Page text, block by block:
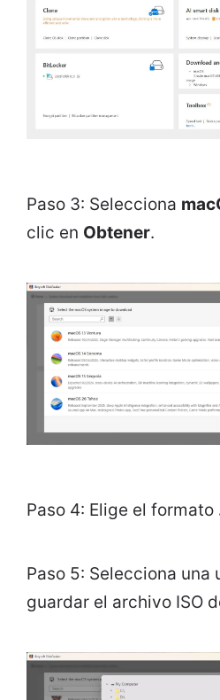
Paso 3: Selecciona
clic en Obtener.
Paso 4: Elige el formato
Paso 5: Selecciona una
guardar el archivo ISO